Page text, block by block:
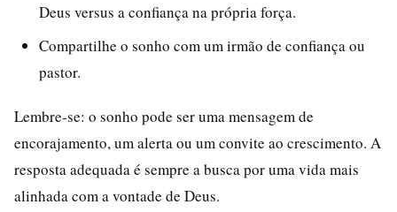
Deus versus a confiança na própria força.
Compartilhe o sonho com um irmão de confiança ou
pastor.
Lembre-se: o sonho pode ser uma mensagem de
encorajamento, um alerta ou um convite ao crescimento. A
resposta adequada é sempre a busca por uma vida mais
alinhada com a vontade de Deus.